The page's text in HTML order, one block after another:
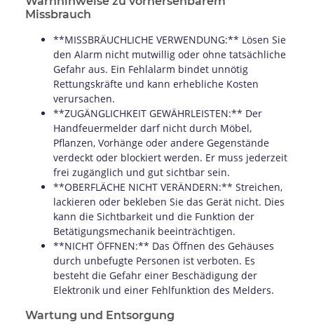
Missbrauch
**MISSBRÄUCHLICHE VERWENDUNG:** Lösen Sie
den Alarm nicht mutwillig oder ohne tatsächliche
Gefahr aus. Ein Fehlalarm bindet unnötig
Rettungskräfte und kann erhebliche Kosten
verursachen.
**ZUGÄNGLICHKEIT GEWÄHRLEISTEN:** Der
Handfeuermelder darf nicht durch Möbel,
Pflanzen, Vorhänge oder andere Gegenstände
verdeckt oder blockiert werden. Er muss jederzeit
frei zugänglich und gut sichtbar sein.
**OBERFLÄCHE NICHT VERÄNDERN:** Streichen,
lackieren oder bekleben Sie das Gerät nicht. Dies
kann die Sichtbarkeit und die Funktion der
Betätigungsmechanik beeinträchtigen.
**NICHT ÖFFNEN:** Das Öffnen des Gehäuses
durch unbefugte Personen ist verboten. Es
besteht die Gefahr einer Beschädigung der
Elektronik und einer Fehlfunktion des Melders.
Wartung und Entsorgung